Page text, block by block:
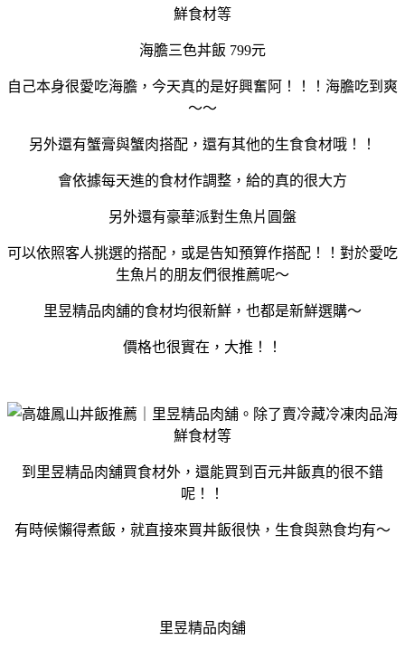
海膽三色丼飯 799元
自己本身很愛吃海膽，今天真的是好興奮阿！！！海膽吃到爽
～～
另外還有蟹膏與蟹肉搭配，還有其他的生食食材哦！！
會依據每天進的食材作調整，給的真的很大方
另外還有豪華派對生魚片圓盤
可以依照客人挑選的搭配，或是告知預算作搭配！！對於愛吃
生魚片的朋友們很推薦呢～
里昱精品肉舖的食材均很新鮮，也都是新鮮選購～
價格也很實在，大推！！
到里昱精品肉舖買食材外，還能買到百元丼飯真的很不錯
呢！！
有時候懶得煮飯，就直接來買丼飯很快，生食與熟食均有～
里昱精品肉舖